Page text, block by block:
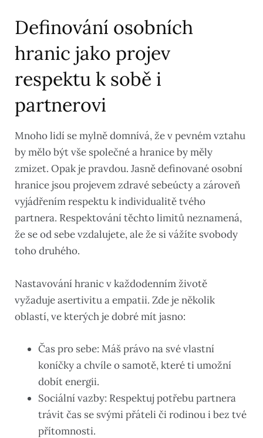
Definování osobních
hranic jako projev
respektu k sobě i
partnerovi
Mnoho lidí se mylně domnívá, že v pevném vztahu
by mělo být vše společné a hranice by měly
zmizet. Opak je pravdou. Jasně definované osobní
hranice jsou projevem zdravé sebeúcty a zároveň
vyjádřením respektu k individualitě tvého
partnera. Respektování těchto limitů neznamená,
že se od sebe vzdalujete, ale že si vážíte svobody
toho druhého.
Nastavování hranic v každodenním životě
vyžaduje asertivitu a empatii. Zde je několik
oblastí, ve kterých je dobré mít jasno:
Čas pro sebe: Máš právo na své vlastní
koníčky a chvíle o samotě, které ti umožní
dobít energii.
Sociální vazby: Respektuj potřebu partnera
trávit čas se svými přáteli či rodinou i bez tvé
přítomnosti.